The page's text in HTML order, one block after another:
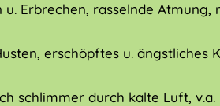
Erbrechen, rasselnde Atmung,
erschöpftes u. ängstliches
schlimmer durch kalte Luft,